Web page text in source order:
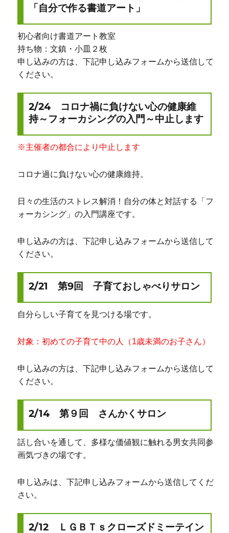
「自分で作る書道アート」
初心者向け書道アート教室
持ち物：文鎮・小皿２枚
申し込みの方は、下記申し込みフォームから送信して
ください。
2/24 コロナ禍に負けない心の健康維
持～フォーカシングの入門～中止します
※主催者の都合により中止します
コロナ過に負けない心の健康維持。
日々の生活のストレス解消！自分の体と対話する「フ
ォーカシング」の入門講座です。
申し込みの方は、下記申し込みフォームから送信して
ください。
2/21 第9回 子育ておしゃべりサロン
自分らしい子育てを見つける場です。
対象：初めての子育て中の人（1歳未満のお子さん）
申し込みの方は、下記申し込みフォームから送信して
ください。
2/14 第９回 さんかくサロン
話し合いを通して、多様な価値観に触れる男女共同参
画気づきの場です。
申し込みは、下記申し込みフォームから送信してくだ
さい。
2/12 ＬＧＢＴｓクローズドミーテイン